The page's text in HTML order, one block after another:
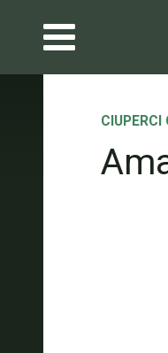
CIUPERCI